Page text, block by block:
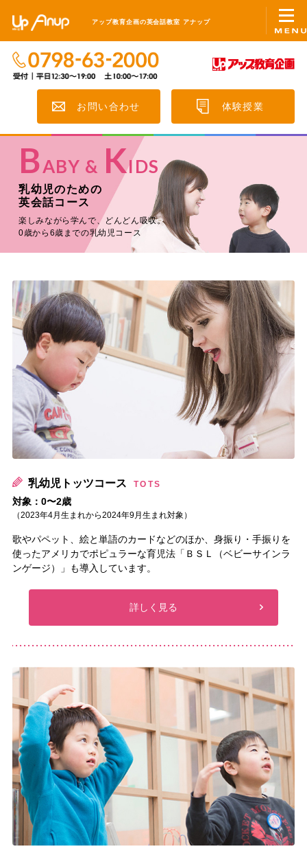
アップ教育企画の英会話教
アップ教育企画の英会話教室 アナップ
0798-63-2000
受付|平日12:30〜19:00 土10:00〜
お問い合わせ 体験授業
BABY & KIDS
乳幼児のための
英会話コース
楽しみながら学んで、どんどん吸収。
0歳から6歳までの乳幼児コース
乳幼児トッツコース TOTS
対象：0〜2歳
（2023年4月生まれから2024年9月生まれ対象）
歌やパペット、絵と単語のカードなどのほか、身振り・手振りを
使ったアメリカでポピュラーな育児法「ＢＳＬ（ベビーサインラ
ンゲージ）」も導入しています。
詳しく見る